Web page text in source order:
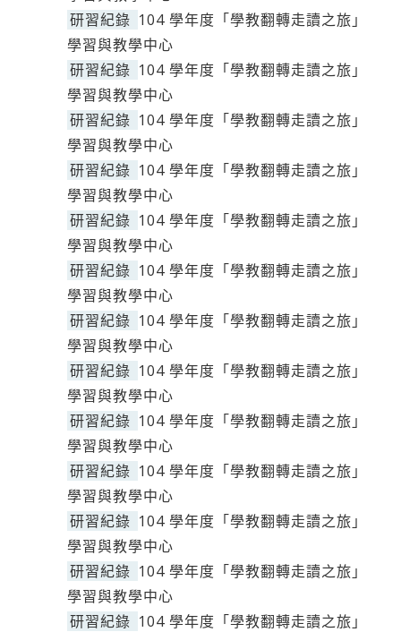
研習紀錄 104 學年度「學教翻轉走讀之旅」
學習與教學中心
研習紀錄 104 學年度「學教翻轉走讀之旅」
學習與教學中心
研習紀錄 104 學年度「學教翻轉走讀之旅」
學習與教學中心
研習紀錄 104 學年度「學教翻轉走讀之旅」
學習與教學中心
研習紀錄 104 學年度「學教翻轉走讀之旅」
學習與教學中心
研習紀錄 104 學年度「學教翻轉走讀之旅」
學習與教學中心
研習紀錄 104 學年度「學教翻轉走讀之旅」
學習與教學中心
研習紀錄 104 學年度「學教翻轉走讀之旅」
學習與教學中心
研習紀錄 104 學年度「學教翻轉走讀之旅」
學習與教學中心
研習紀錄 104 學年度「學教翻轉走讀之旅」
學習與教學中心
研習紀錄 104 學年度「學教翻轉走讀之旅」
學習與教學中心
研習紀錄 104 學年度「學教翻轉走讀之旅」
學習與教學中心
研習紀錄 104 學年度「學教翻轉走讀之旅」